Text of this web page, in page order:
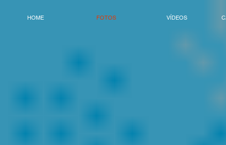
HOME FOTOS VÍDEOS